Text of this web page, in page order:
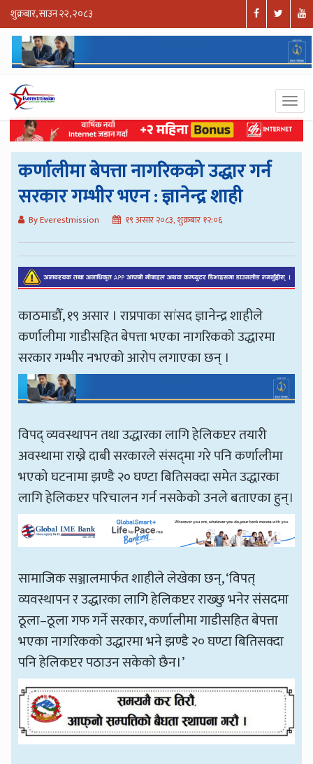
शुक्रबार, साउन २२, २०८३
कर्णालीमा बेपत्ता नागरिकको उद्धार गर्न
सरकार गम्भीर भएन : ज्ञानेन्द्र शाही
By Everestmission १९ असार २०८३, शुक्रबार १२:०६
काठमाडौँ, १९ असार । राप्रपाका सांसद ज्ञानेन्द्र शाहीले
कर्णालीमा गाडीसहित बेपत्ता भएका नागरिकको उद्धारमा
सरकार गम्भीर नभएको आरोप लगाएका छन् ।
विपद् व्यवस्थापन तथा उद्धारका लागि हेलिकप्टर तयारी
अवस्थामा राख्ने दाबी सरकारले संसद्‌मा गरे पनि कर्णालीमा
भएको घटनामा झण्डै २० घण्टा बितिसक्दा समेत उद्धारका
लागि हेलिकप्टर परिचालन गर्न नसकेको उनले बताएका हुन्।
सामाजिक सञ्जालमार्फत शाहीले लेखेका छन्, ‘विपत्
व्यवस्थापन र उद्धारका लागि हेलिकप्टर राख्छु भनेर संसदमा
ठूला–ठूला गफ गर्ने सरकार, कर्णालीमा गाडीसहित बेपत्ता
भएका नागरिकको उद्धारमा भने झण्डै २० घण्टा बितिसक्दा
पनि हेलिकप्टर पठाउन सकेको छैन।’